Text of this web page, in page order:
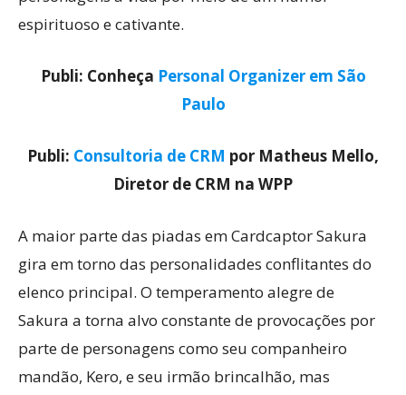
espirituoso e cativante.
Publi: Conheça Personal Organizer em São
Paulo
Publi: Consultoria de CRM por Matheus Mello,
Diretor de CRM na WPP
A maior parte das piadas em Cardcaptor Sakura
gira em torno das personalidades conflitantes do
elenco principal. O temperamento alegre de
Sakura a torna alvo constante de provocações por
parte de personagens como seu companheiro
mandão, Kero, e seu irmão brincalhão, mas